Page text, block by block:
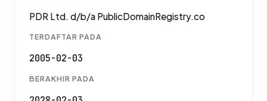
PDR Ltd. d/b/a PublicDomainRegistry.co
TERDAFTAR PADA
2005-02-03
BERAKHIR PADA